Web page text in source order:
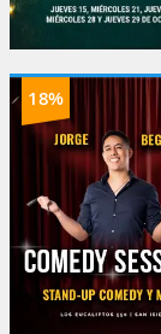
18%